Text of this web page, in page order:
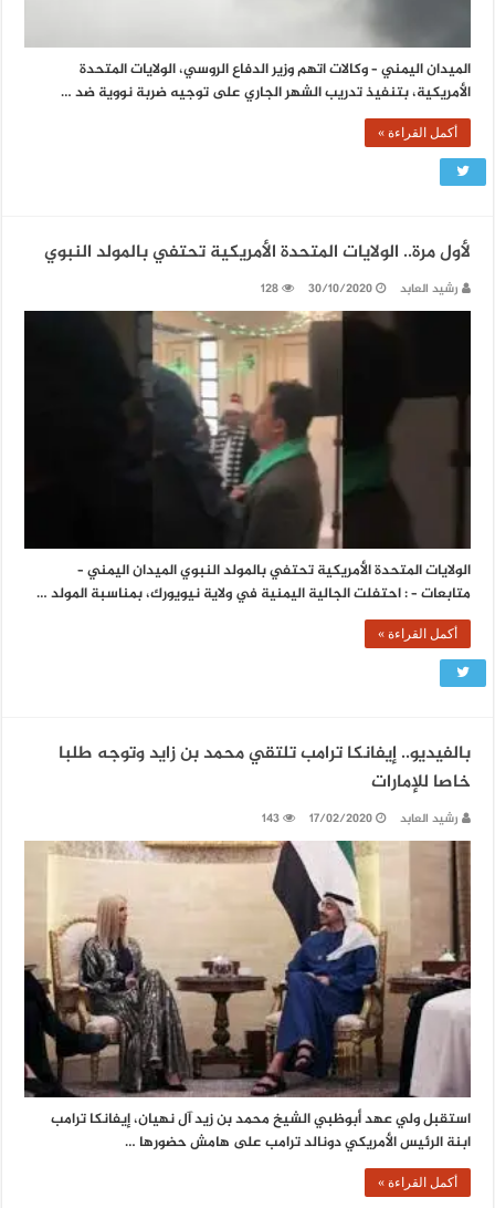
الميدان اليمني – وكالات اتهم وزير الدفاع الروسي، الولايات المتحدة
الأمريكية، بتنفيذ تدريب الشهر الجاري على توجيه ضربة نووية ضد …
أكمل القراءة »
لأول مرة.. الولايات المتحدة الأمريكية تحتفي بالمولد النبوي
رشيد العابد 30/10/2020
128
الولايات المتحدة الأمريكية تحتفي بالمولد النبوي الميدان اليمني –
متابعات – : احتفلت الجالية اليمنية في ولاية نيويورك، بمناسبة المولد …
أكمل القراءة »
بالفيديو.. إيفانكا ترامب تلتقي محمد بن زايد وتوجه طلبا
خاصا للإمارات
رشيد العابد 17/02/2020
143
استقبل ولي عهد أبوظبي الشيخ محمد بن زيد آل نهيان، إيفانكا ترامب
ابنة الرئيس الأمريكي دونالد ترامب على هامش حضورها …
أكمل القراءة »